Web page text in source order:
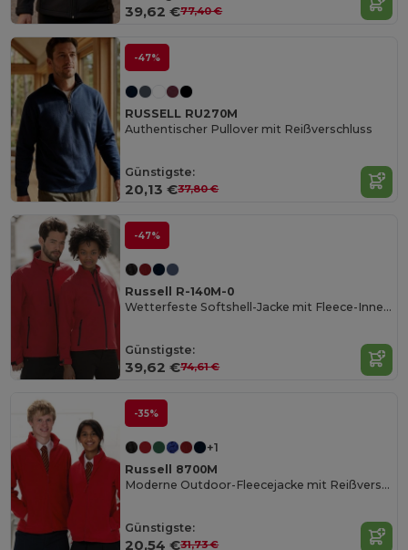
39,62 €77,40 €
-47%
RUSSELL RU270M
Authentischer Pullover mit Reißverschluss
Günstigste:
20,13 €37,80 €
-47%
Russell R-140M-0
Wetterfeste Softshell-Jacke mit Fleece-Innenfutter
Günstigste:
39,62 €74,61 €
-35%
+1
Russell 8700M
Moderne Outdoor-Fleecejacke mit Reißverschluss
Günstigste:
20,54 €31,73 €